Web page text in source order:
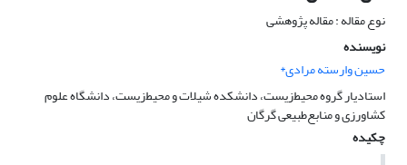
نوع مقاله : مقاله پژوهشی
نویسنده
حسین وارسته مرادی*
استادیار گروه محیط‌زیست، دانشکده شیلات و محیط‌زیست، دانشگاه علوم
کشاورزی و منابع‌طبیعی گرگان
چکیده